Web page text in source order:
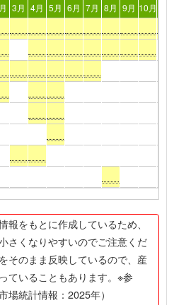
3月 4月 5月 6月 7月 8月 9月 10月
をもとに作成しているため、
さくなりやすいのでご注意くだ
そのまま反映しているので、産
ていることもあります。※参
場統計情報：2025年）